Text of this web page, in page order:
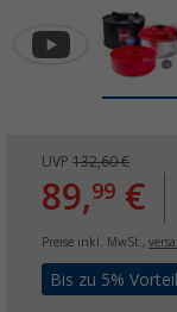
UVP 132,60 €
89,99 €
Preise inkl. MwSt.,
Bis zu 5%